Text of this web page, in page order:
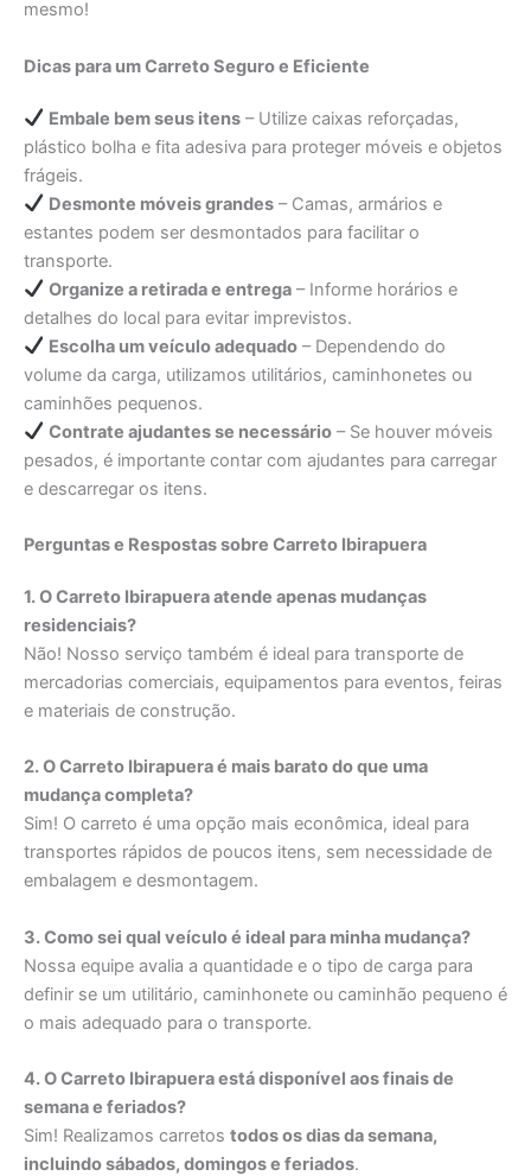
mesmo!
Dicas para um Carreto Seguro e Eficiente
Embale bem seus itens– Utilize caixas reforçadas,
plástico bolha e fita adesiva para proteger móveis e objetos
frágeis.
Desmonte móveis grandes– Camas, armários e
estantes podem ser desmontados para facilitar o
transporte.
Organize a retirada e entrega– Informe horários e
detalhes do local para evitar imprevistos.
Escolha um veículo adequado– Dependendo do
volume da carga, utilizamos utilitários, caminhonetes ou
caminhões pequenos.
Contrate ajudantes se necessário– Se houver móveis
pesados, é importante contar com ajudantes para carregar
e descarregar os itens.
Perguntas e Respostas sobre Carreto Ibirapuera
1. O Carreto Ibirapuera atende apenas mudanças
residenciais?
Não! Nosso serviço também é ideal para transporte de
mercadorias comerciais, equipamentos para eventos, feiras
e materiais de construção.
2. O Carreto Ibirapuera é mais barato do que uma
mudança completa?
Sim! O carreto é uma opção mais econômica, ideal para
transportes rápidos de poucos itens, sem necessidade de
embalagem e desmontagem.
3. Como sei qual veículo é ideal para minha mudança?
Nossa equipe avalia a quantidade e o tipo de carga para
definir se um utilitário, caminhonete ou caminhão pequeno é
o mais adequado para o transporte.
4. O Carreto Ibirapuera está disponível aos finais de
semana e feriados?
Sim! Realizamos carretos todos os dias da semana,
incluindo sábados, domingos e feriados.